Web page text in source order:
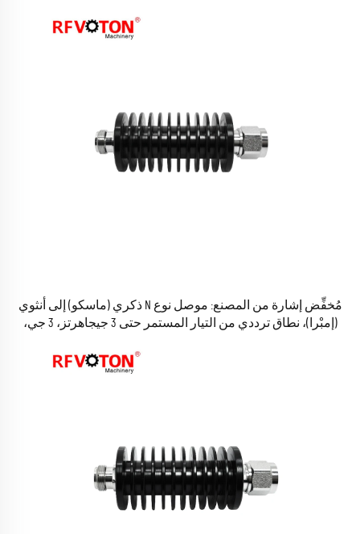
مُخفِّض إشارة من المصنع: موصل نوع N ذكري (ماسكو) إلى أنثوي
(إمبْرا)، نطاق ترددي من التيار المستمر حتى 3 جيجاهرتز، 3 جي،